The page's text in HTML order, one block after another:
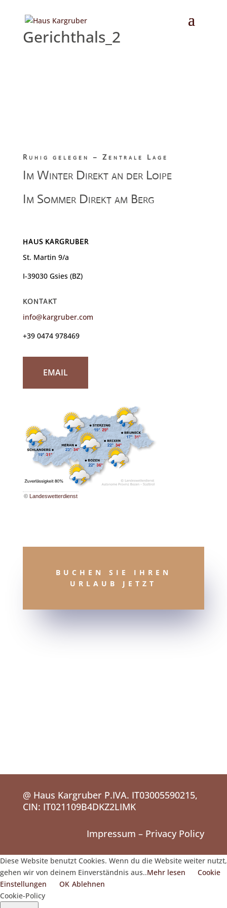
Gerichthals_2
Ruhig gelegen – Zentrale Lage
Im Winter Direkt an der Loipe
Im Sommer Direkt am Berg
HAUS KARGRUBER
St. Martin 9/a
I-39030 Gsies (BZ)
KONTAKT
info@kargruber.com
+39 0474 978469
EMAIL
© Landeswetterdienst
BUCHEN SIE IHREN
URLAUB JETZT
@ Haus Kargruber P.IVA. IT03005590215,
CIN: IT021109B4DKZ2LIMK
Impressum – Privacy Policy
Diese Website benutzt Cookies. Wenn du die Website weiter nutzt,
gehen wir von deinem Einverständnis aus..Mehr lesen
Cookie
Einstellungen
OK Ablehnen
Cookie-Policy